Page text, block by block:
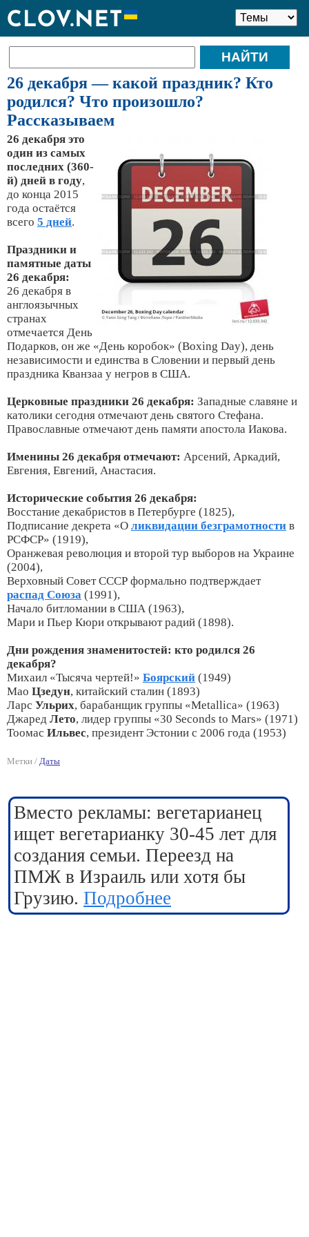
26 декабря — какой праздник? Кто
родился? Что произошло?
Рассказываем
26 декабря это
один из самых
последних (360-
й) дней в году,
до конца 2015
года остаётся
всего 5 дней.
Праздники и
памятные даты
26 декабря:
26 декабря в
англоязычных
странах
отмечается День
Подарков, он же «День коробок» (Boxing Day), день
независимости и единства в Словении и первый день
праздника Кванзаа у негров в США.
Церковные праздники 26 декабря: Западные славяне и
католики сегодня отмечают день святого Стефана.
Православные отмечают день памяти апостола Иакова.
Именины 26 декабря отмечают: Арсений, Аркадий,
Евгения, Евгений, Анастасия.
Исторические события 26 декабря:
Восстание декабристов в Петербурге (1825),
Подписание декрета «О ликвидации безграмотности в
РСФСР» (1919),
Оранжевая революция и второй тур выборов на Украине
(2004),
Верховный Совет СССР формально подтверждает
распад Союза (1991),
Начало битломании в США (1963),
Мари и Пьер Кюри открывают радий (1898).
Дни рождения знаменитостей: кто родился 26
декабря?
Михаил «Тысяча чертей!» Боярский (1949)
Мао Цзедун, китайский сталин (1893)
Ларс Ульрих, барабанщик группы «Metallica» (1963)
Джаред Лето, лидер группы «30 Seconds to Mars» (1971)
Тоомас Ильвес, президент Эстонии с 2006 года (1953)
Метки / Даты
Вместо рекламы: вегетарианец
ищет вегетарианку 30-45 лет для
создания семьи. Переезд на
ПМЖ в Израиль или хотя бы
Грузию. Подробнее